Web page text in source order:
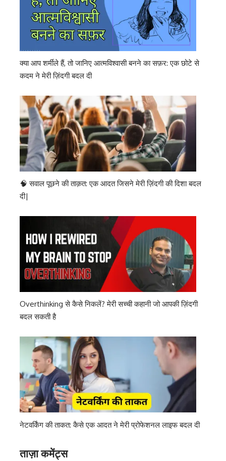
क्या आप शर्मीले हैं, तो जानिए आत्मविश्वासी बनने का सफ़र: एक छोटे से
कदम ने मेरी ज़िंदगी बदल दी
🧠 सवाल पूछने की ताक़त: एक आदत जिसने मेरी ज़िंदगी की दिशा बदल
दी|
Overthinking से कैसे निकलें? मेरी सच्ची कहानी जो आपकी ज़िंदगी
बदल सकती है
नेटवर्किंग की ताकत: कैसे एक आदत ने मेरी प्रोफेशनल लाइफ बदल दी
ताज़ा कमेंट्स